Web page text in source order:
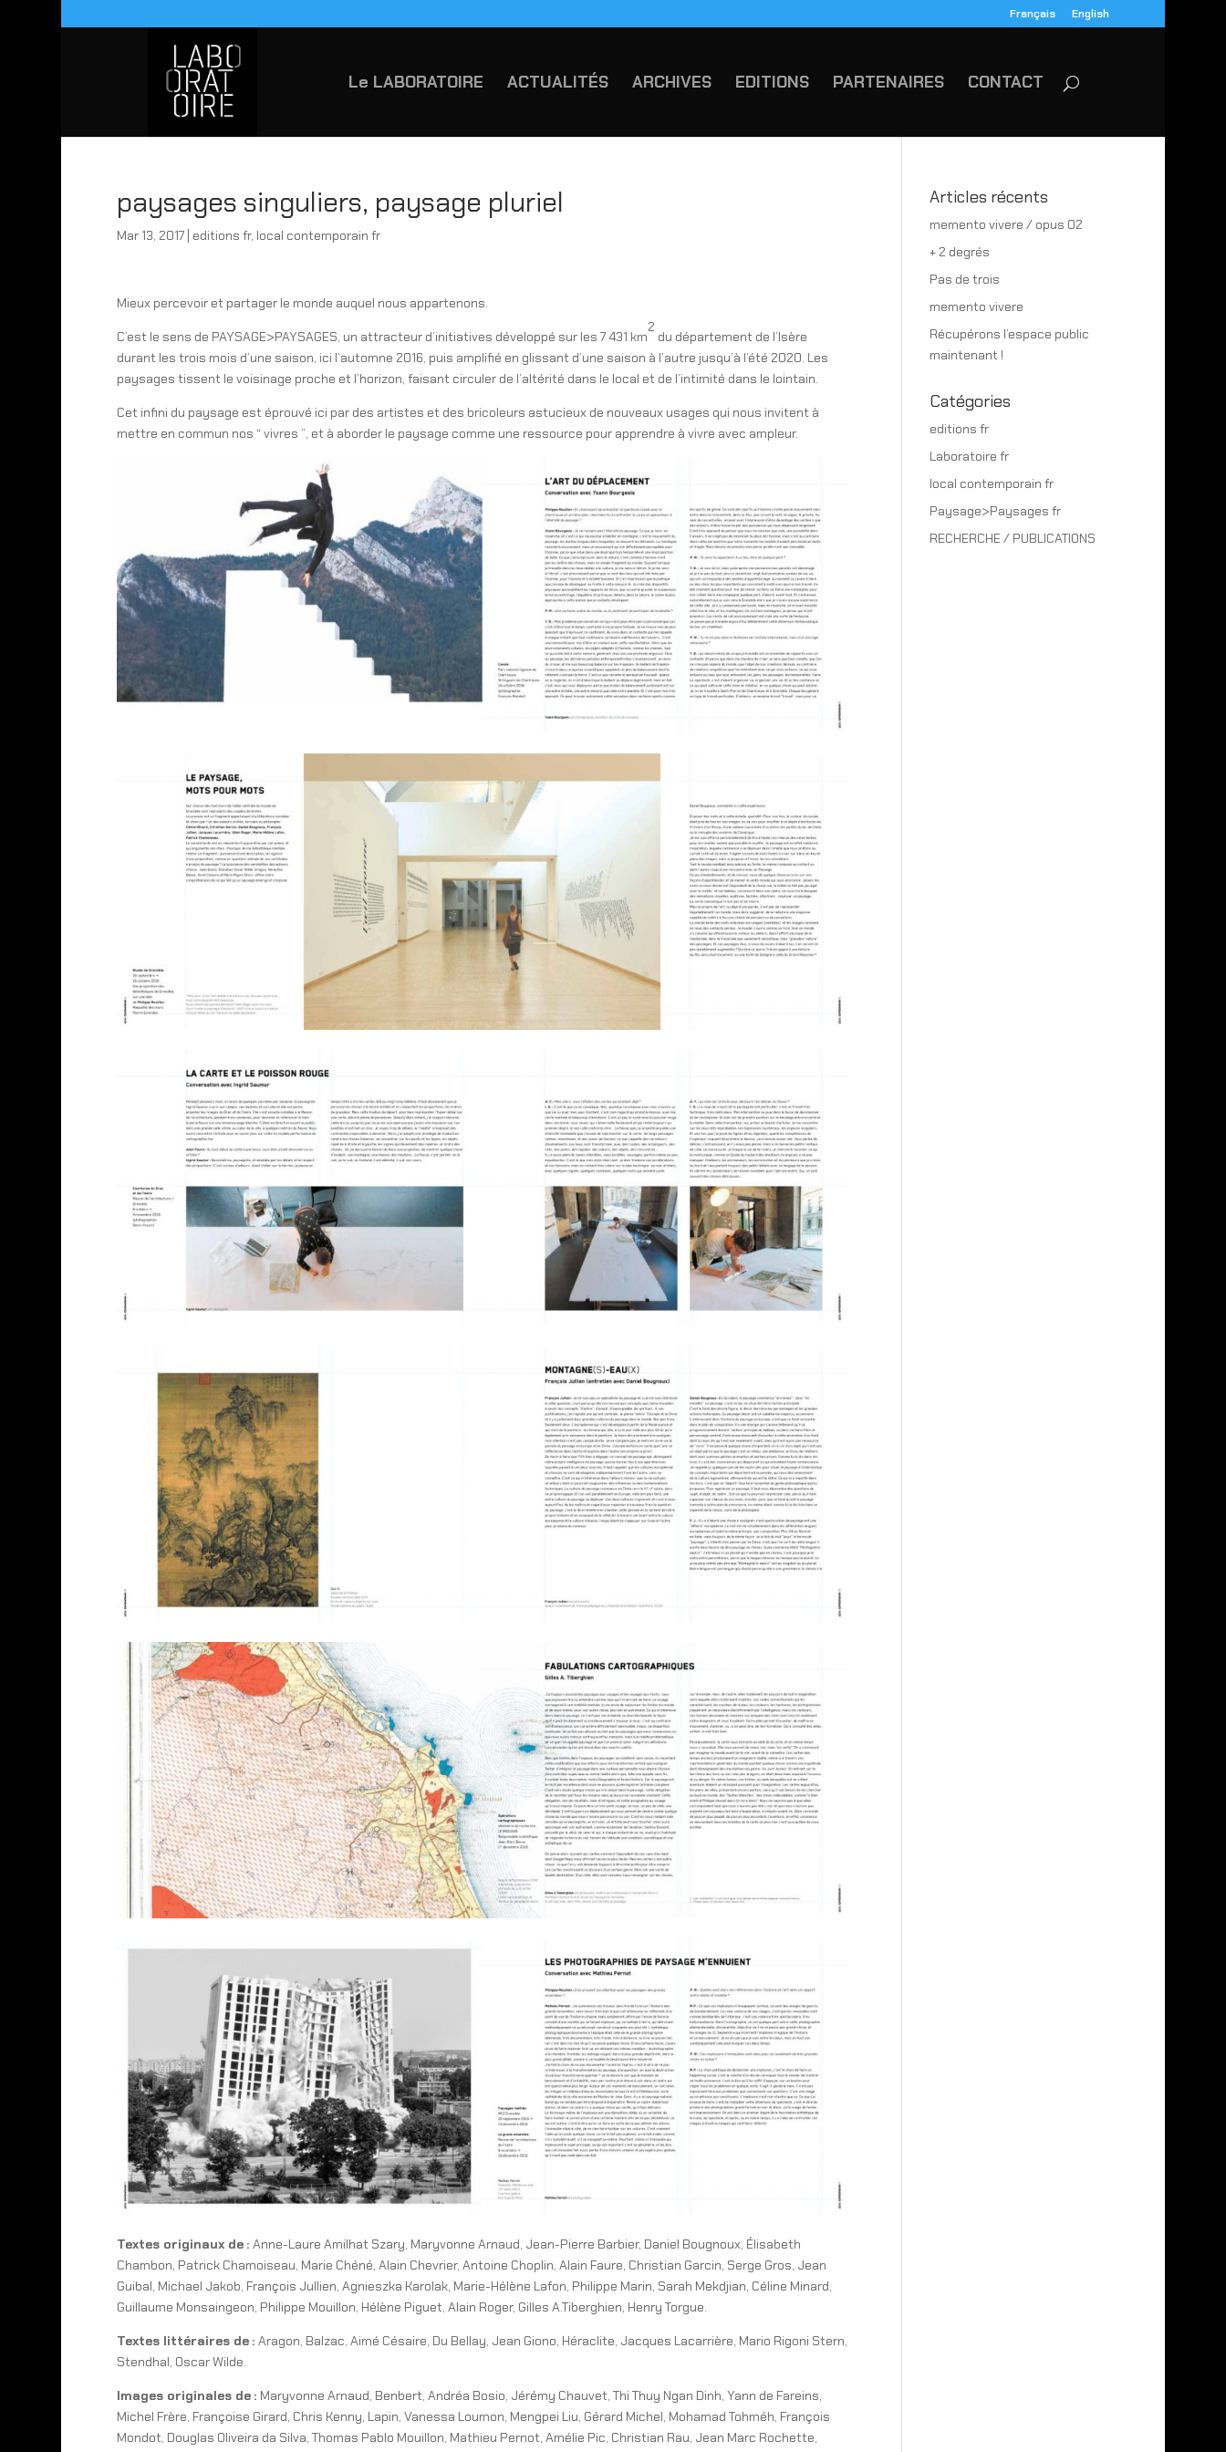
Français English
Le LABORATOIRE ACTUALITÉS ARCHIVES EDITIONS PARTENAIRES CONTACT
paysages singuliers, paysage pluriel
Mar 13, 2017| editions fr, local contemporain fr
Mieux percevoir et partager le monde auquel nous appartenons.
C’est le sens de PAYSAGE>PAYSAGES, un attracteur d’initiatives développé sur les 7 431 km
2
du département de l’Isère
durant les trois mois d’une saison, ici l’automne 2016, puis amplifié en glissant d’une saison à l’autre jusqu’à l’été 2020. Les
paysages tissent le voisinage proche et l’horizon, faisant circuler de l’altérité dans le local et de l’intimité dans le lointain.
Cet infini du paysage est éprouvé ici par des artistes et des bricoleurs astucieux de nouveaux usages qui nous invitent à
mettre en commun nos “ vivres ”, et à aborder le paysage comme une ressource pour apprendre à vivre avec ampleur.
Textes originaux de : Anne-Laure Amilhat Szary, Maryvonne Arnaud, Jean-Pierre Barbier, Daniel Bougnoux, Élisabeth
Chambon, Patrick Chamoiseau, Marie Chéné, Alain Chevrier, Antoine Choplin, Alain Faure, Christian Garcin, Serge Gros, Jean
Guibal, Michael Jakob, François Jullien, Agnieszka Karolak, Marie-Hélène Lafon, Philippe Marin, Sarah Mekdjian, Céline Minard,
Guillaume Monsaingeon, Philippe Mouillon, Hélène Piguet, Alain Roger, Gilles A.Tiberghien, Henry Torgue.
Textes littéraires de : Aragon, Balzac, Aimé Césaire, Du Bellay, Jean Giono, Héraclite, Jacques Lacarrière, Mario Rigoni Stern,
Stendhal, Oscar Wilde.
Images originales de : Maryvonne Arnaud, Benbert, Andréa Bosio, Jérémy Chauvet, Thi Thuy Ngan Dinh, Yann de Fareins,
Michel Frère, Françoise Girard, Chris Kenny, Lapin, Vanessa Loumon, Mengpei Liu, Gérard Michel, Mohamad Tohméh, François
Mondot, Douglas Oliveira da Silva, Thomas Pablo Mouillon, Mathieu Pernot, Amélie Pic, Christian Rau, Jean Marc Rochette,
Articles récents
memento vivere / opus 02
+ 2 degrés
Pas de trois
memento vivere
Récupérons l’espace public
maintenant !
Catégories
editions fr
Laboratoire fr
local contemporain fr
Paysage>Paysages fr
RECHERCHE / PUBLICATIONS